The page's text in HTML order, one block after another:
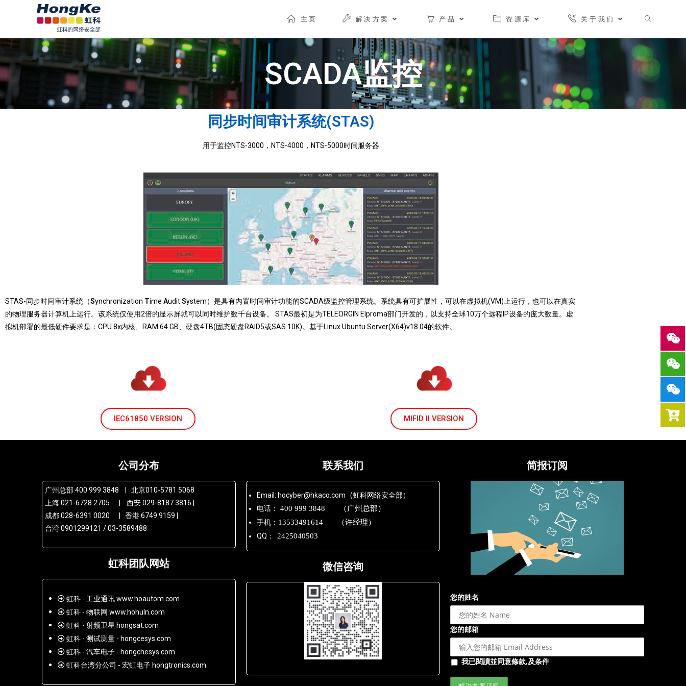
主页 解决方案 产品 资源库 关于我们
SCADA监控
同步时间审计系统(STAS)
用于监控NTS-3000，NTS-4000，NTS-5000时间服务器
STAS-同步时间审计系统（Synchronization Time AuditSystem）是具有内置时间审计功能的SCADA级监控管理系统。 系统具有可扩展性，可以在虚拟机(VM)上运行，也可以在真实
的物理服务器计算机上运行。 该系统仅使用2倍的显示屏就可以同时维护数千台设备。 STAS最初是为TELEORGIN Elproma部门开发的，以支持全球10万个远程IP设备的庞大数量。
虚
拟机部署的最低硬件要求是：CPU 8x内核、RAM 64 GB、硬盘4TB(固态硬盘RAID5或SAS 10K)。 基于Linux Ubuntu Server(X64)v18.04的软件。
IEC61850 VERSION MIFID II VERSION
公司分布
广州总部 400 999 3848 | 北京010-5781 5068
上海 021-6728 2705 | 西安 029-8187 3816 |
成都 028-6391 0020 | 香港 6749 9159 |
台湾 0901299121 / 03-3589488
虹科团队网站
虹科 - 工业通讯 www.hoautom.com
虹科 - 物联网 www.hohuln.com
虹科 - 射频卫星 hongsat.com
虹科 - 测试测量 - hongcesys.com
虹科 - 汽车电子 - hongchesys.com
虹科台湾分公司 - 宏虹电子 hongtronics.com
联系我们
Email: hocyber@hkaco.com (虹科网络安全部）
电话：
400 999 3848 （广州总部）
手机： 13533491614 （许经理）
QQ： 2425040503
微信咨询
简报订阅
您的姓名
您的邮箱
我已閱讀並同意條款,及条件